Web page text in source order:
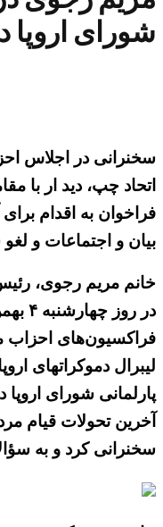
شورای
سخنرانی در اجلاس
اتحاد چپ، دید ار با
فراخوان به اقدام برای
بیان و اجتماعات و
خانم مریم رجوی،
فراکسیون‌‌های احزاب
لیبرال دموکراتهای
پارلمانی شورای
آخرین تحولات قیام
سخنرانی کرد و به